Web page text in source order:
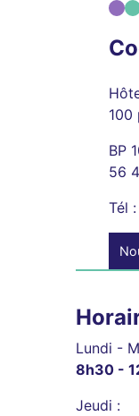
100
BP
56
Tél :
Lundi -
8h30 -
Jeudi :